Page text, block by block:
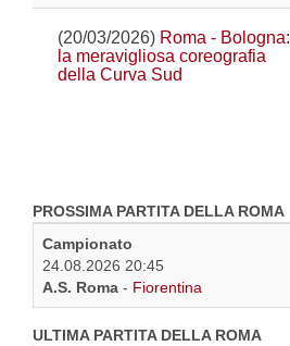
(20/03/2026) Roma - Bologna:
la meravigliosa coreografia
della Curva Sud
PROSSIMA PARTITA DELLA ROMA
Campionato
24.08.2026 20:45
A.S. Roma - Fiorentina
ULTIMA PARTITA DELLA ROMA